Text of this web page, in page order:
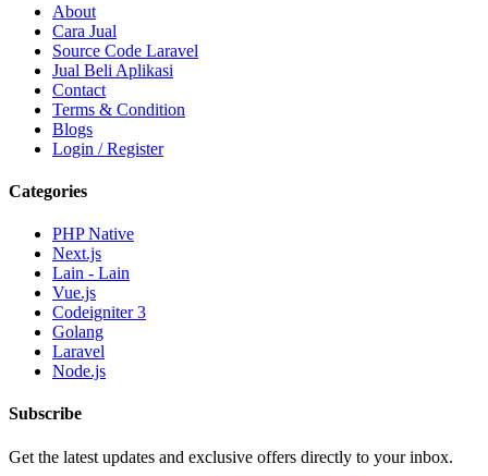
About
Cara Jual
Source Code Laravel
Jual Beli Aplikasi
Contact
Terms & Condition
Blogs
Login / Register
Categories
PHP Native
Next.js
Lain - Lain
Vue.js
Codeigniter 3
Golang
Laravel
Node.js
Subscribe
Get the latest updates and exclusive offers directly to your inbox.